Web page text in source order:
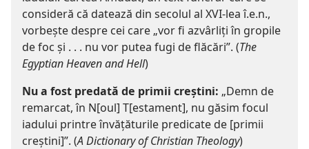
consideră că datează din secolul al XVI-lea î.e.n.,
vorbește despre cei care „vor fi azvârliți în gropile
de foc și . . . nu vor putea fugi de flăcări”. (The
Egyptian Heaven and Hell)
Nu a fost predată de primii creștini: „Demn de
remarcat, în N[oul] T[estament], nu găsim focul
iadului printre învățăturile predicate de [primii
creștini]”. (A Dictionary of Christian Theology)